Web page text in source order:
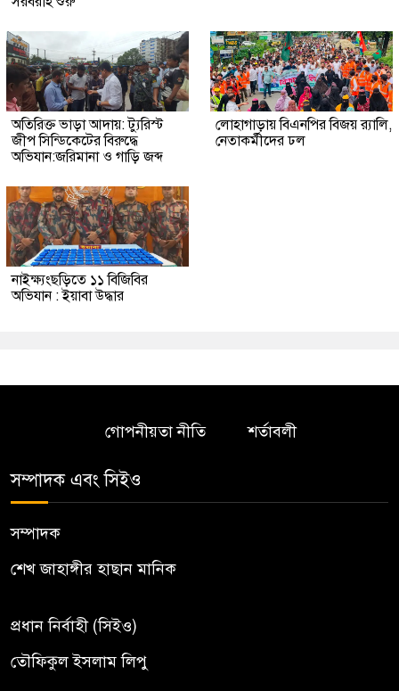
অতিরিক্ত ভাড়া আদায়: ট্যুরিস্ট
জীপ সিন্ডিকেটের বিরুদ্ধে
অভিযান:জরিমানা ও গাড়ি জব্দ
লোহাগাড়ায় বিএনপির বিজয় র‍্যালি,
নেতাকর্মীদের ঢল
নাইক্ষ্যংছড়িতে ১১ বিজিবির
অভিযান : ইয়াবা উদ্ধার
গোপনীয়তা নীতি শর্তাবলী
সম্পাদক এবং সিইও
সম্পাদক
শেখ জাহাঙ্গীর হাছান মানিক
প্রধান নির্বাহী (সিইও)
তৌফিকুল ইসলাম লিপু